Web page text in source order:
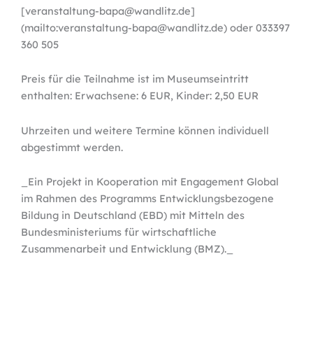
[veranstaltung-bapa@wandlitz.de]
(mailto:veranstaltung-bapa@wandlitz.de) oder 033397
360 505
Preis für die Teilnahme ist im Museumseintritt
enthalten: Erwachsene: 6 EUR, Kinder: 2,50 EUR
Uhrzeiten und weitere Termine können individuell
abgestimmt werden.
_Ein Projekt in Kooperation mit Engagement Global
im Rahmen des Programms Entwicklungsbezogene
Bildung in Deutschland (EBD) mit Mitteln des
Bundesministeriums für wirtschaftliche
Zusammenarbeit und Entwicklung (BMZ)._